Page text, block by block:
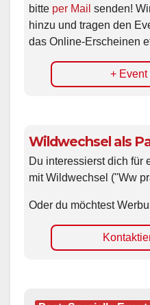
bitte per Mail senden!
hinzu und tragen den
das Online-Erscheinen
+ Event
Wildwechsel als
Du interessierst dich für
mit Wildwechsel ("Ww
Oder du möchtest